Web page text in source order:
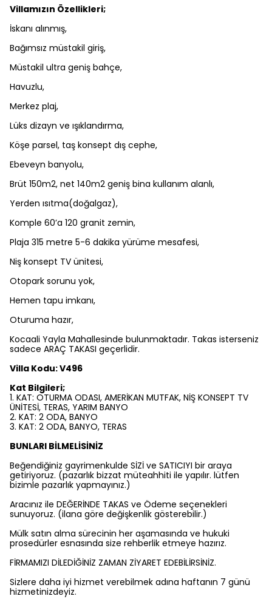
Villamızın Özellikleri;
İskanı alınmış,
Bağımsız müstakil giriş,
Müstakil ultra geniş bahçe,
Havuzlu,
Merkez plaj,
Lüks dizayn ve ışıklandırma,
Köşe parsel, taş konsept dış cephe,
Ebeveyn banyolu,
Brüt 150m2, net 140m2 geniş bina kullanım alanlı,
Yerden ısıtma(doğalgaz),
Komple 60’a 120 granit zemin,
Plaja 315 metre 5-6 dakika yürüme mesafesi,
Niş konsept TV ünitesi,
Otopark sorunu yok,
Hemen tapu imkanı,
Oturuma hazır,
Kocaali Yayla Mahallesinde bulunmaktadır. Takas isterseniz
sadece ARAÇ TAKASI geçerlidir.
Villa Kodu: V496
Kat Bilgileri;
1. KAT: OTURMA ODASI, AMERİKAN MUTFAK, NİŞ KONSEPT TV
ÜNİTESİ, TERAS, YARIM BANYO
2. KAT: 2 ODA, BANYO
3. KAT: 2 ODA, BANYO, TERAS
BUNLARI BİLMELİSİNİZ
Beğendiğiniz gayrimenkulde SİZİ ve SATICIYI bir araya
getiriyoruz. (pazarlık bizzat müteahhiti ile yapılır. lütfen
bizimle pazarlık yapmayınız.)
Aracınız ile DEĞERİNDE TAKAS ve Ödeme seçenekleri
sunuyoruz. (ilana göre değişkenlik gösterebilir.)
Mülk satın alma sürecinin her aşamasında ve hukuki
prosedürler esnasında size rehberlik etmeye hazırız.
FİRMAMIZI DİLEDİĞİNİZ ZAMAN ZİYARET EDEBİLİRSİNİZ.
Sizlere daha iyi hizmet verebilmek adına haftanın 7 günü
hizmetinizdeyiz.